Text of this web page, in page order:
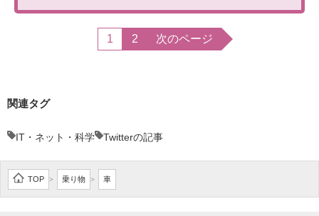
1 2 次のページ
関連タグ
IT・ネット・科学 Twitterの記事
TOP > 乗り物 > 車